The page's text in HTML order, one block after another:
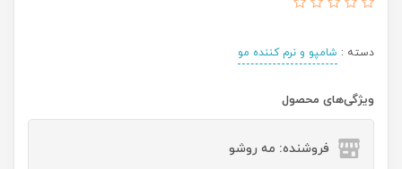
دسته : شامپو و نرم کننده مو
ویژگی‌های محصول
فروشنده: مه رو‌شو